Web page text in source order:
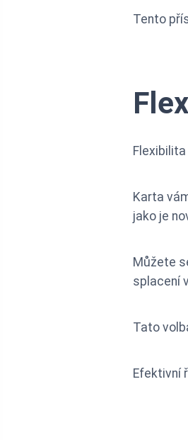
Tento
Karta
jako je
Můžete
splacení
Tato
Efektivní